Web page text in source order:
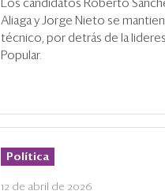
Los candidatos Roberto
Aliaga y Jorge Nieto se
técnico, por detrás de la
Popular.
Política
12 de abril de 2026